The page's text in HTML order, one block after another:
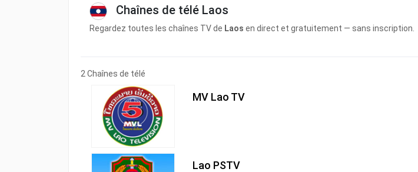
Chaînes de télé Laos
Regardez toutes les chaînes TV de Laos en direct et gratuitement — sans inscription.
2 Chaînes de télé
MV Lao TV
Lao PSTV